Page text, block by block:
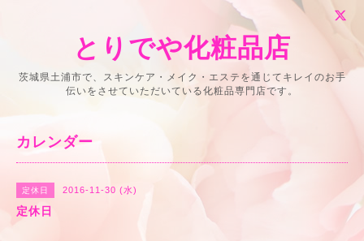
とりでや化粧品店
茨城県土浦市で、スキンケア・メイク・エステを通じてキレイのお手
伝いをさせていただいている化粧品専門店です。
カレンダー
定休日 2016-11-30 (水)
定休日